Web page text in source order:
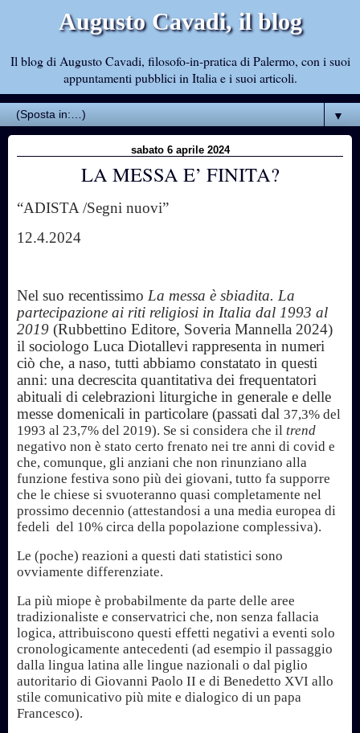
Augusto Cavadi, il blog
Il blog di Augusto Cavadi, filosofo-in-pratica di Palermo, con i suoi
appuntamenti pubblici in Italia e i suoi articoli.
▼
sabato 6 aprile 2024
LA MESSA E’ FINITA?
“ADISTA /Segni nuovi”
12.4.2024
Nel suo recentissimo La messa è sbiadita. La
partecipazione ai riti religiosi in Italia dal 1993 al
2019 (Rubbettino Editore, Soveria Mannella 2024)
il sociologo Luca Diotallevi rappresenta in numeri
ciò che, a naso, tutti abbiamo constatato in questi
anni: una decrescita quantitativa dei frequentatori
abituali di celebrazioni liturgiche in generale e delle
messe domenicali in particolare (passati dal 37,3% del
1993 al 23,7% del 2019). Se si considera che il trend
negativo non è stato certo frenato nei tre anni di covid e
che, comunque, gli anziani che non rinunziano alla
funzione festiva sono più dei giovani, tutto fa supporre
che le chiese si svuoteranno quasi completamente nel
prossimo decennio (attestandosi a una media europea di
fedeli del 10% circa della popolazione complessiva).
Le (poche) reazioni a questi dati statistici sono
ovviamente differenziate.
La più miope è probabilmente da parte delle aree
tradizionaliste e conservatrici che, non senza fallacia
logica, attribuiscono questi effetti negativi a eventi solo
cronologicamente antecedenti (ad esempio il passaggio
dalla lingua latina alle lingue nazionali o dal piglio
autoritario di Giovanni Paolo II e di Benedetto XVI allo
stile comunicativo più mite e dialogico di un papa
Francesco).